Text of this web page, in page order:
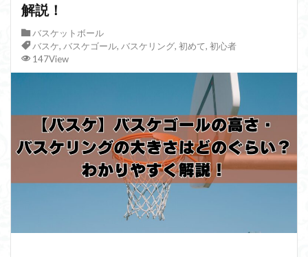
解説！
バスケットボール
バスケ, バスケゴール, バスケリング, 初めて, 初心者
147View